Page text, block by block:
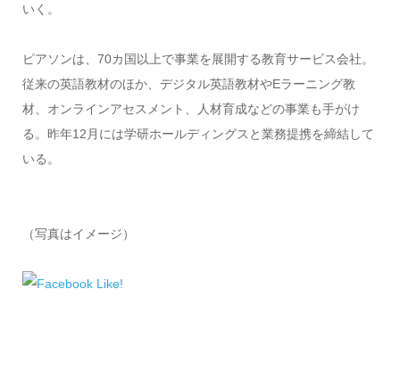
いく。
ピアソンは、70カ国以上で事業を展開する教育サービス会社。
従来の英語教材のほか、デジタル英語教材やEラーニング教
材、オンラインアセスメント、人材育成などの事業も手がけ
る。昨年12月には学研ホールディングスと業務提携を締結して
いる。
（写真はイメージ）